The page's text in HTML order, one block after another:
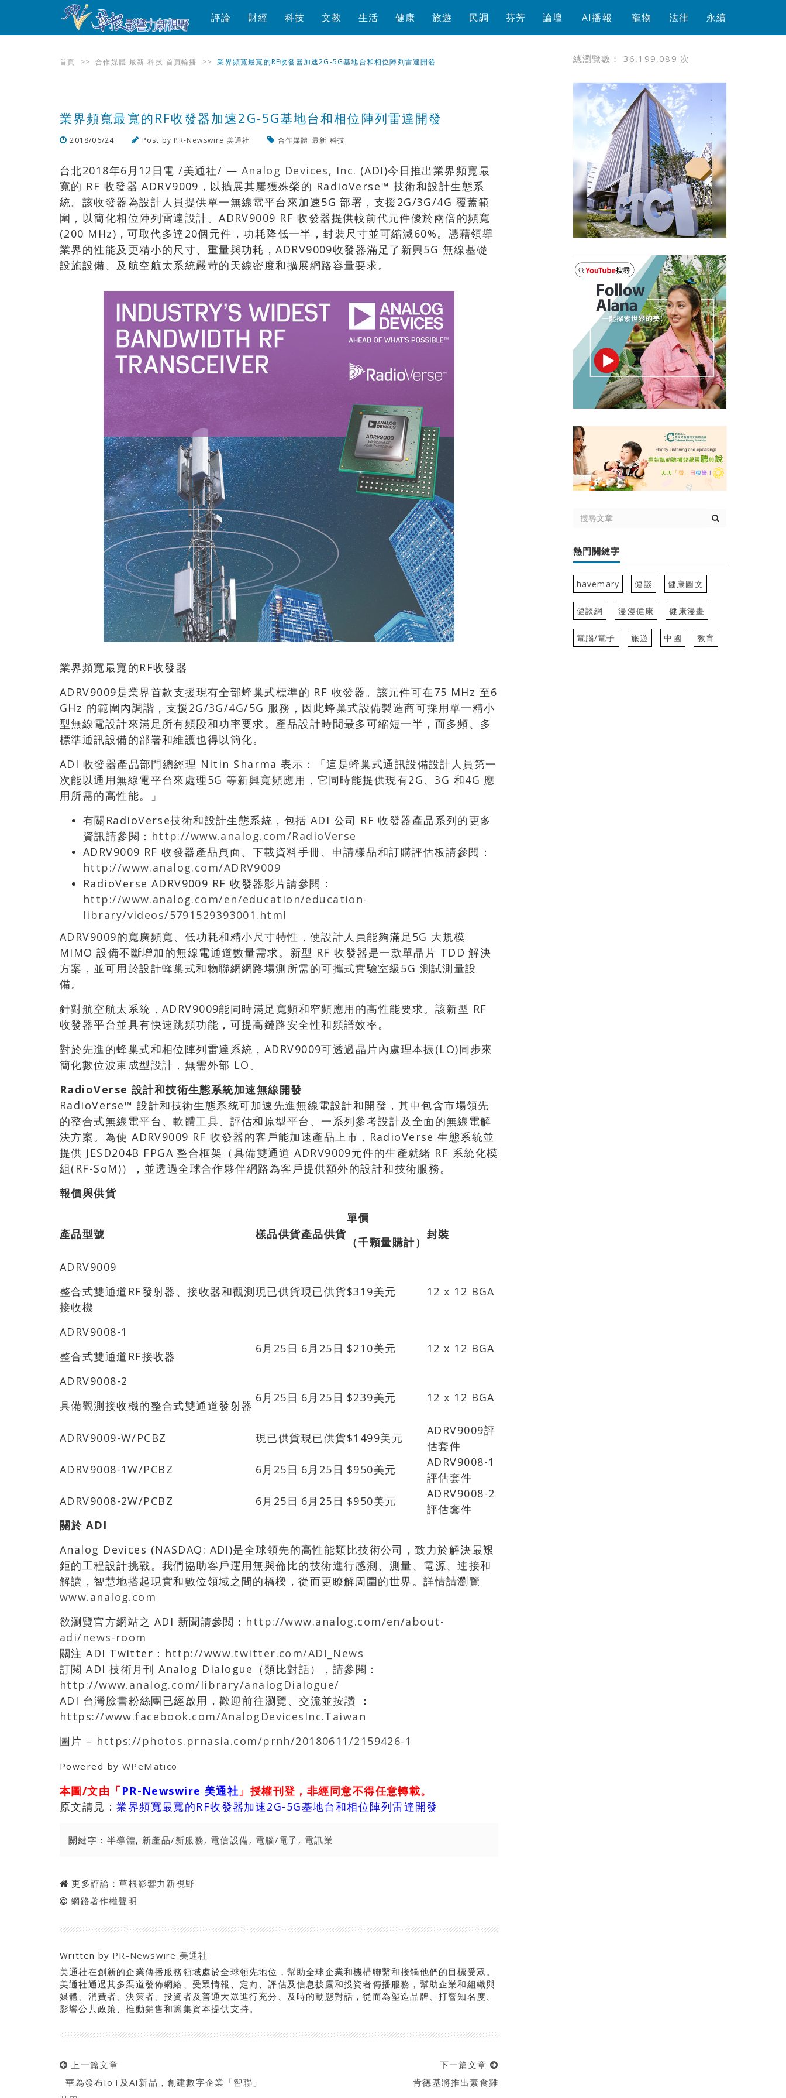
評論 財經 科技 文教 生活 健康 旅遊 民調 芬芳 論壇 AI播報 寵物 法律 永續
首頁 >> 合作媒體 最新 科技 首頁輪播 >> 業界頻寬最寬的RF收發器加速2G-5G基地台和相位陣列雷達開發
業界頻寬最寬的RF收發器加速2G-5G基地台和相位陣列雷達開發
2018/06/24 Post by PR-Newswire 美通社 合作媒體 最新 科技
台北2018年6月12日電 /美通社/ — Analog Devices, Inc. (ADI)今日推出業界頻寬最
寬的 RF 收發器 ADRV9009，以擴展其屢獲殊榮的 RadioVerse™ 技術和設計生態系
統。該收發器為設計人員提供單一無線電平台來加速5G 部署，支援2G/3G/4G 覆蓋範
圍，以簡化相位陣列雷達設計。ADRV9009 RF 收發器提供較前代元件優於兩倍的頻寬
(200 MHz)，可取代多達20個元件，功耗降低一半，封裝尺寸並可縮減60%。憑藉領導
業界的性能及更精小的尺寸、重量與功耗，ADRV9009收發器滿足了新興5G 無線基礎
設施設備、及航空航太系統嚴苛的天線密度和擴展網路容量要求。
業界頻寬最寬的RF收發器
ADRV9009是業界首款支援現有全部蜂巢式標準的 RF 收發器。該元件可在75 MHz 至6
GHz 的範圍內調諧，支援2G/3G/4G/5G 服務，因此蜂巢式設備製造商可採用單一精小
型無線電設計來滿足所有頻段和功率要求。產品設計時間最多可縮短一半，而多頻、多
標準通訊設備的部署和維護也得以簡化。
ADI 收發器產品部門總經理 Nitin Sharma 表示：「這是蜂巢式通訊設備設計人員第一
次能以通用無線電平台來處理5G 等新興寬頻應用，它同時能提供現有2G、3G 和4G 應
用所需的高性能。」
有關RadioVerse技術和設計生態系統，包括 ADI 公司 RF 收發器產品系列的更多
資訊請參閱： http://www.analog.com/RadioVerse
ADRV9009 RF 收發器產品頁面、下載資料手冊、申請樣品和訂購評估板請參閱：
http://www.analog.com/ADRV9009
RadioVerse ADRV9009 RF 收發器影片請參閱：
http://www.analog.com/en/education/education-
library/videos/5791529393001.html
ADRV9009的寬廣頻寬、低功耗和精小尺寸特性，使設計人員能夠滿足5G 大規模
MIMO 設備不斷增加的無線電通道數量需求。新型 RF 收發器是一款單晶片 TDD 解決
方案，並可用於設計蜂巢式和物聯網網路場測所需的可攜式實驗室級5G 測試測量設
備。
針對航空航太系統，ADRV9009能同時滿足寬頻和窄頻應用的高性能要求。該新型 RF
收發器平台並具有快速跳頻功能，可提高鏈路安全性和頻譜效率。
對於先進的蜂巢式和相位陣列雷達系統，ADRV9009可透過晶片內處理本振(LO)同步來
簡化數位波束成型設計，無需外部 LO。
RadioVerse 設計和技術生態系統加速無線開發
RadioVerse™ 設計和技術生態系統可加速先進無線電設計和開發，其中包含市場領先
的整合式無線電平台、軟體工具、評估和原型平台、一系列參考設計及全面的無線電解
決方案。為使 ADRV9009 RF 收發器的客戶能加速產品上市，RadioVerse 生態系統並
提供 JESD204B FPGA 整合框架（具備雙通道 ADRV9009元件的生產就緒 RF 系統化模
組(RF-SoM)），並透過全球合作夥伴網路為客戶提供額外的設計和技術服務。
報價與供貨
產品型號 樣品供貨產品供貨
單價
（千顆量購計）
封裝
ADRV9009
整合式雙通道RF發射器、接收器和觀測
接收機
現已供貨現已供貨$319美元 12 x 12 BGA
ADRV9008-1
整合式雙通道RF接收器
6月25日 6月25日 $210美元 12 x 12 BGA
ADRV9008-2
具備觀測接收機的整合式雙通道發射器
6月25日 6月25日 $239美元 12 x 12 BGA
ADRV9009-W/PCBZ 現已供貨現已供貨$1499美元
ADRV9009評
估套件
ADRV9008-1W/PCBZ
6月25日 6月25日 $950美元
ADRV9008-1
評估套件
ADRV9008-2W/PCBZ
6月25日 6月25日 $950美元
ADRV9008-2
評估套件
關於ADI
Analog Devices (NASDAQ: ADI)是全球領先的高性能類比技術公司，致力於解決最艱
鉅的工程設計挑戰。我們協助客戶運用無與倫比的技術進行感測、測量、電源、連接和
解讀，智慧地搭起現實和數位領域之間的橋樑，從而更瞭解周圍的世界。詳情請瀏覽
www.analog.com
欲瀏覽官方網站之 ADI 新聞請參閱： http://www.analog.com/en/about-
adi/news-room
關注 ADI Twitter： http://www.twitter.com/ADI_News
訂閱 ADI 技術月刊 Analog Dialogue（類比對話），請參閱：
http://www.analog.com/library/analogDialogue/
ADI 台灣臉書粉絲團已經啟用，歡迎前往瀏覽、交流並按讚 ：
https://www.facebook.com/AnalogDevicesInc.Taiwan
圖片 – https://photos.prnasia.com/prnh/20180611/2159426-1
Powered by WPeMatico
本圖/文由「 PR-Newswire 美通社 」授權刊登，非經同意不得任意轉載。
原文請見：業界頻寬最寬的RF收發器加速2G-5G基地台和相位陣列雷達開發
關鍵字： 半導體, 新產品/新服務, 電信設備, 電腦/電子, 電訊業
更多評論：草根影響力新視野
網路著作權聲明
Written by PR-Newswire 美通社
美通社在創新的企業傳播服務領域處於全球領先地位，幫助全球企業和機構聯繫和接觸他們的目標受眾。
美通社通過其多渠道發佈網絡、受眾情報、定向、評估及信息披露和投資者傳播服務，幫助企業和組織與
媒體、消費者、決策者、投資者及普通大眾進行充分、及時的動態對話，從而為塑造品牌、打響知名度、
影響公共政策、推動銷售和籌集資本提供支持。
上一篇文章
華為發布IoT及AI新品，創建數字企業「智聯」
下一篇文章
肯德基將推出素食雞
總瀏覽數： 36,199,089 次
熱門關鍵字
havemary 健談 健康圖文
健談網 漫漫健康 健康漫畫
電腦/電子 旅遊 中國 教育